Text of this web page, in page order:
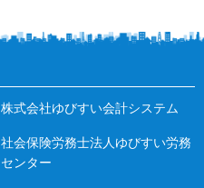
株式会社ゆびすい会計システム
社会保険労務士法人ゆびすい労務
センター